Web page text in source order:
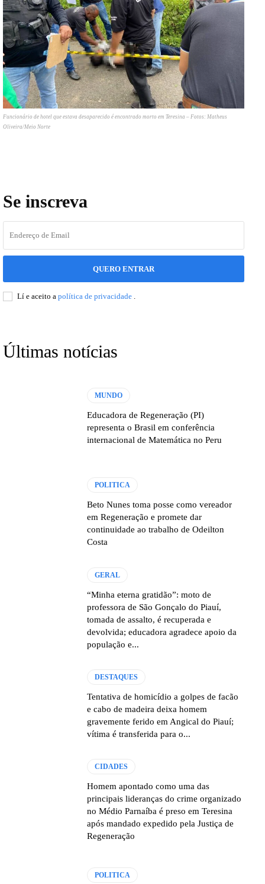
Funcionário de hotel que estava desaparecido é encontrado morto em Teresina – Fotos: Matheus
Oliveira/Meio Norte
Se inscreva
QUERO ENTRAR
Lí e aceito a política de privacidade
Últimas notícias
MUNDO
Educadora de Regeneração (PI)
representa o Brasil em conferência
internacional de Matemática no Peru
POLITICA
Beto Nunes toma posse como vereador
em Regeneração e promete dar
continuidade ao trabalho de Odeilton
Costa
GERAL
“Minha eterna gratidão”: moto de
professora de São Gonçalo do Piauí,
tomada de assalto, é recuperada e
devolvida; educadora agradece apoio da
população e...
DESTAQUES
Tentativa de homicídio a golpes de facão
e cabo de madeira deixa homem
gravemente ferido em Angical do Piauí;
vítima é transferida para o...
CIDADES
Homem apontado como uma das
principais lideranças do crime organizado
no Médio Parnaíba é preso em Teresina
após mandado expedido pela Justiça de
Regeneração
POLITICA